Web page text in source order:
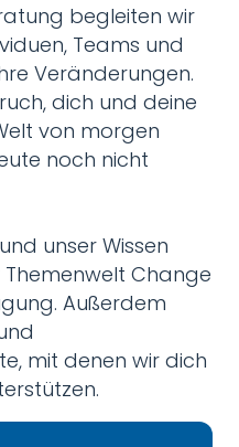
begleiten wir
Teams und
Veränderungen.
dich und deine
von morgen
noch nicht
unser Wissen
Change
Außerdem
mit denen wir dich